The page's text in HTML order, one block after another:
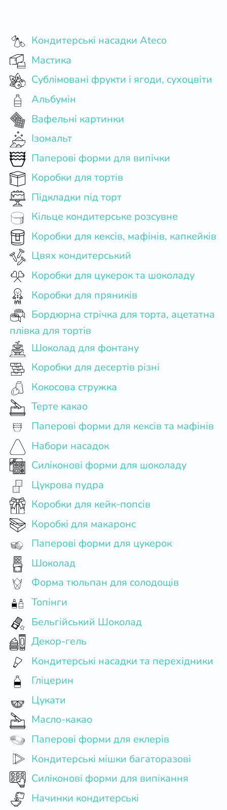
Кондитерські насадки Ateco
Мастика
Сублімовані фрукти і ягоди, сухоцвіти
Альбумін
Вафельні картинки
Ізомальт
Паперові форми для випічки
Коробки для тортів
Підкладки під торт
Кільце кондитерське розсувне
Коробки для кексів, мафінів, капкейків
Цвях кондитерський
Коробки для цукерок та шоколаду
Коробки для пряників
плівка для тортів
Шоколад для фонтану
Коробки для десертів різні
Кокосова стружка
Терте какао
Паперові форми для кексів та мафінів
Набори насадок
Силіконові форми для шоколаду
Цукрова пудра
Коробки для кейк-попсів
Коробкі для макаронс
Паперові форми для цукерок
Шоколад
Форма тюльпан для солодощів
Топінги
Бельгійський Шоколад
Декор-гель
Кондитерські насадки та перехідники
Гліцерин
Цукати
Масло-какао
Паперові форми для еклерів
Кондитерські мішки багаторазові
Силіконові форми для випікання
Начинки кондитерські